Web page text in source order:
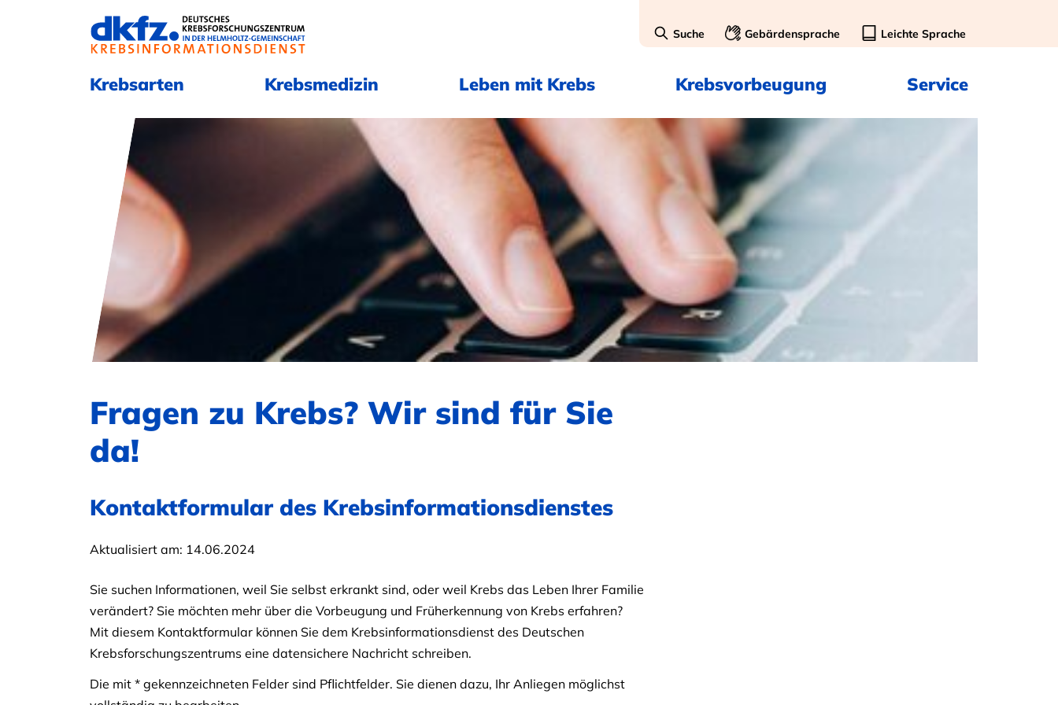
Suche Gebärdensprache Leichte Sprache
Krebsarten Krebsmedizin Leben mit Krebs Krebsvorbeugung Service
Fragen zu Krebs? Wir sind für Sie
da!
Kontaktformular des Krebsinformationsdienstes
Aktualisiert am: 14.06.2024
Sie suchen Informationen, weil Sie selbst erkrankt sind, oder weil Krebs das Leben Ihrer Familie
verändert? Sie möchten mehr über die Vorbeugung und Früherkennung von Krebs erfahren?
Mit diesem Kontaktformular können Sie dem Krebsinformationsdienst des Deutschen
Krebsforschungszentrums eine datensichere Nachricht schreiben.
Die mit * gekennzeichneten Felder sind Pflichtfelder. Sie dienen dazu, Ihr Anliegen möglichst